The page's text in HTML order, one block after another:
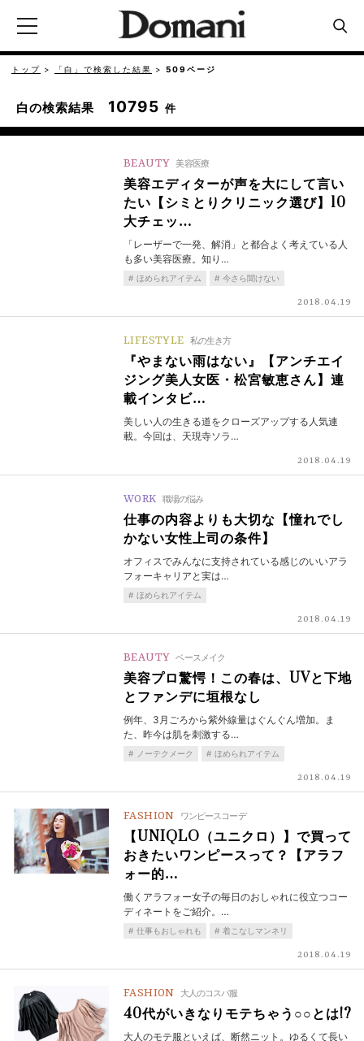
トップ 「白」で検索した結果 509ページ
白の検索結果 10795 件
BEAUTY 美容医療
美容エディターが声を大にして言い
たい【シミとりクリニック選び】10
大チェッ…
「レーザーで一発、解消」と都合よく考えている人
も多い美容医療。知り…
ほめられアイテム 今さら聞けない
2018.04.19
LIFESTYLE 私の生き方
『やまない雨はない』【アンチエイ
ジング美人女医・松宮敏恵さん】連
載インタビ…
美しい人の生きる道をクローズアップする人気連
載。今回は、天現寺ソラ…
2018.04.19
WORK 職場の悩み
仕事の内容よりも大切な【憧れでし
かない女性上司の条件】
オフィスでみんなに支持されている感じのいいアラ
フォーキャリアと実は…
ほめられアイテム
2018.04.19
BEAUTY ベースメイク
美容プロ驚愕！この春は、UVと下地
とファンデに垣根なし
例年、3月ごろから紫外線量はぐんぐん増加。ま
た、昨今は肌を刺激する…
ノーテクメーク ほめられアイテム
2018.04.19
FASHION ワンピースコーデ
【UNIQLO（ユニクロ）】で買って
おきたいワンピースって？【アラフ
ォー的…
働くアラフォー女子の毎日のおしゃれに役立つコー
ディネートをご紹介。…
仕事もおしゃれも 着こなしマンネリ
2018.04.19
FASHION 大人のコスパ服
40代がいきなりモテちゃう○○とは!?
大人のモテ服といえば、断然ニット。ゆるくて長い